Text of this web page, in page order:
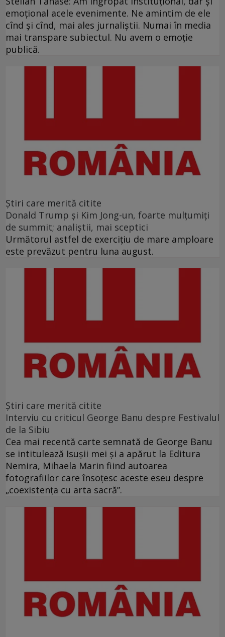
emoțional acele evenimente. Ne amintim de ele
cînd și cînd, mai ales jurnaliștii. Numai în media
mai transpare subiectul. Nu avem o emoție
publică.
Ştiri care merită citite
Donald Trump şi Kim Jong-un, foarte mulţumiţi
de summit; analiştii, mai sceptici
Următorul astfel de exerciţiu de mare amploare
este prevăzut pentru luna august.
Ştiri care merită citite
Interviu cu criticul George Banu despre Festivalul
de la Sibiu
Cea mai recentă carte semnată de George Banu
se intitulează Isuşii mei şi a apărut la Editura
Nemira, Mihaela Marin fiind autoarea
fotografiilor care însoţesc aceste eseu despre
„coexistenţa cu arta sacră”.